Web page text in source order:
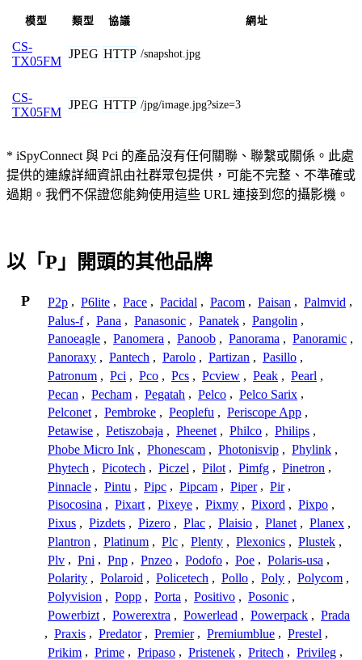
模型 類型 協議 網址
CS-
TX05FM
JPEG HTTP /snapshot.jpg
CS-
TX05FM
JPEG HTTP /jpg/image.jpg?size=3
* iSpyConnect 與 Pci 的產品沒有任何關聯、聯繫或關係。此處
提供的連線詳細資訊由社群眾包提供，可能不完整、不準確或
過期。我們不保證您能夠使用這些 URL 連接到您的攝影機。
以「P」開頭的其他品牌
P P2p , P6lite , Pace , Pacidal , Pacom , Paisan , Palmvid ,
Palus-f , Pana , Panasonic , Panatek , Pangolin ,
Panoeagle , Panomera , Panoob , Panorama , Panoramic ,
Panoraxy , Pantech , Parolo , Partizan , Pasillo ,
Patronum , Pci , Pco , Pcs , Pcview , Peak , Pearl ,
Pecan , Pecham , Pegatah , Pelco , Pelco Sarix ,
Pelconet , Pembroke , Peoplefu , Periscope App ,
Petawise , Petiszobaja , Pheenet , Philco , Philips ,
Phobe Micro Ink , Phonescam , Photonisvip , Phylink ,
Phytech , Picotech , Piczel , Pilot , Pimfg , Pinetron ,
Pinnacle , Pintu , Pipc , Pipcam , Piper , Pir ,
Pisocosina , Pixart , Pixeye , Pixmy , Pixord , Pixpo ,
Pixus , Pizdets , Pizero , Plac , Plaisio , Planet , Planex ,
Plantron , Platinum , Plc , Plenty , Plexonics , Plustek ,
Plv , Pni , Pnp , Pnzeo , Podofo , Poe , Polaris-usa ,
Polarity , Polaroid , Policetech , Pollo , Poly , Polycom ,
Polyvision , Popp , Porta , Positivo , Posonic ,
Powerbizt , Powerextra , Powerlead , Powerpack , Prada
, Praxis , Predator , Premier , Premiumblue , Prestel ,
Prikim , Prime , Pripaso , Pristenek , Pritech , Privileg ,